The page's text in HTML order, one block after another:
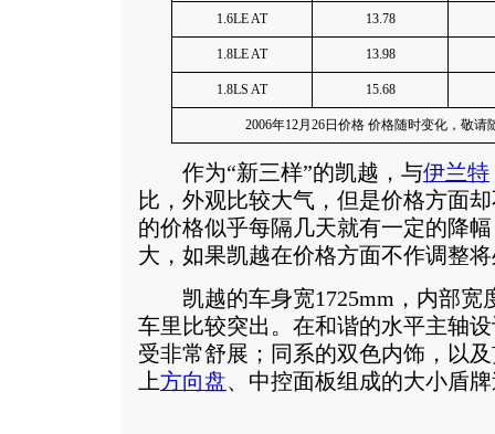
1.6LE AT 13.78
1.8LE AT 13.98
1.8LS AT 15.68
2006年12月26日价格 价格随时变化，敬
作为“新三样”的凯越，与伊兰特
比，外观比较大气，但是价格方面
的价格似乎每隔几天就有一定的降
大，如果凯越在价格方面不作调整
凯越的车身宽1725mm，内部宽
车里比较突出。在和谐的水平主轴
受非常舒展；同系的双色内饰，以
上方向盘、中控面板组成的大小盾